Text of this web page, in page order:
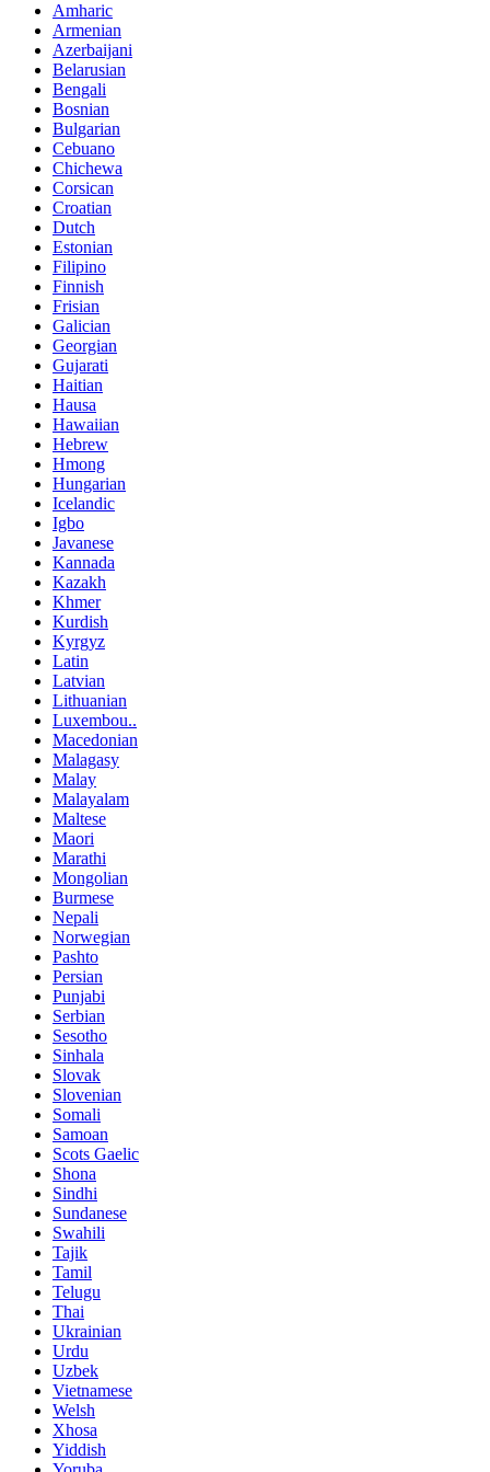
Amharic
Armenian
Azerbaijani
Belarusian
Bengali
Bosnian
Bulgarian
Cebuano
Chichewa
Corsican
Croatian
Dutch
Estonian
Filipino
Finnish
Frisian
Galician
Georgian
Gujarati
Haitian
Hausa
Hawaiian
Hebrew
Hmong
Hungarian
Icelandic
Igbo
Javanese
Kannada
Kazakh
Khmer
Kurdish
Kyrgyz
Latin
Latvian
Lithuanian
Luxembou..
Macedonian
Malagasy
Malay
Malayalam
Maltese
Maori
Marathi
Mongolian
Burmese
Nepali
Norwegian
Pashto
Persian
Punjabi
Serbian
Sesotho
Sinhala
Slovak
Slovenian
Somali
Samoan
Scots Gaelic
Shona
Sindhi
Sundanese
Swahili
Tajik
Tamil
Telugu
Thai
Ukrainian
Urdu
Uzbek
Vietnamese
Welsh
Xhosa
Yiddish